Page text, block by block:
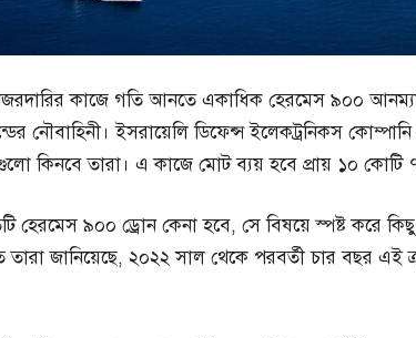
কাজে গতি আনতে একাধিক হেরমেস ৯০০
নৌবাহিনী। ইসরায়েলি ডিফেন্স ইলেকট্রনিকস
কিনবে তারা। এ কাজে মোট ব্যয় হবে প্রায় ১০ কোটি
হেরমেস ৯০০ ড্রোন কেনা হবে, সে বিষয়ে স্পষ্ট করে
তারা জানিয়েছে, ২০২২ সাল থেকে পরবর্তী চার বছর এই